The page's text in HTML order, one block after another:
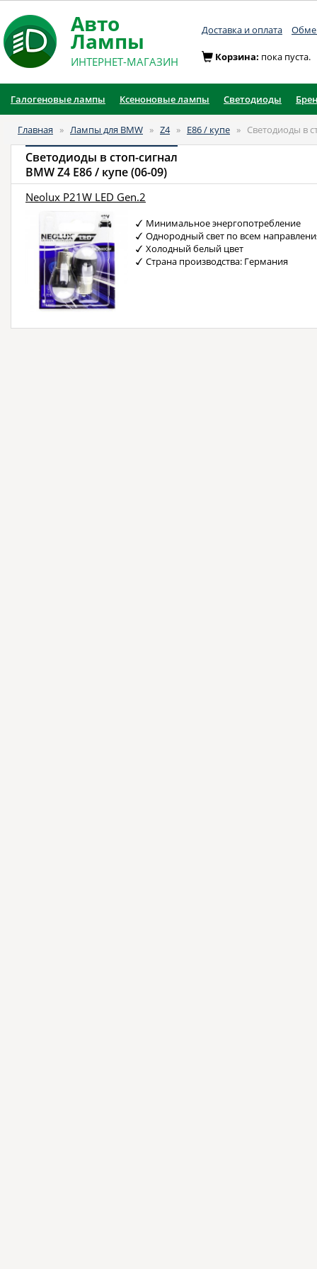
Авто
Лампы
ИНТЕРНЕТ-МАГАЗИН
Доставка и оплата
Корзина: пока пуста.
Галогеновые лампы Ксеноновые лампы Светодиоды
Главная » Лампы для BMW » Z4 » E86 / купе » Светодиоды в
Светодиоды в стоп-сигнал
BMW Z4 E86 / купе (06-09)
Neolux P21W LED Gen.2
Минимальное энергопотребление
Однородный свет по всем
Холодный белый цвет
Страна производства: Германия